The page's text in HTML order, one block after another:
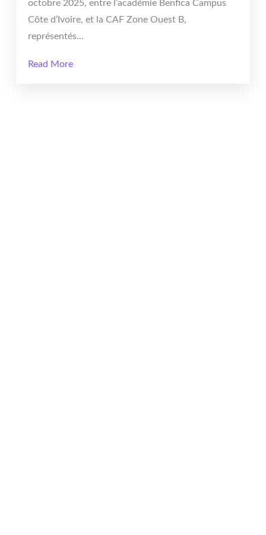
octobre 2025, entre l’académie Benfica Campus
Côte d’Ivoire, et la CAF Zone Ouest B,
représentés...
Read More